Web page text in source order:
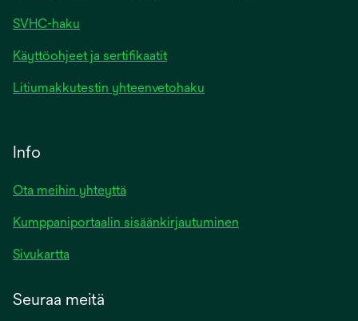
SVHC-haku
Käyttöohjeet ja sertifikaatit
Litiumakkutestin yhteenvetohaku
Info
Ota meihin yhteyttä
Kumppaniportaalin sisäänkirjautuminen
Sivukartta
Seuraa meitä